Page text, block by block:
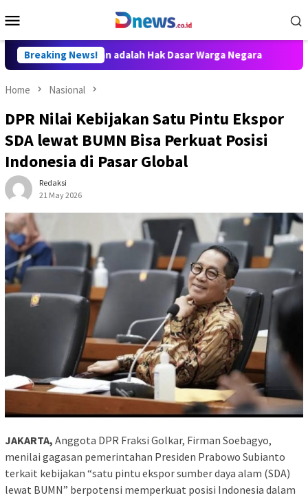
to
Menu
Breaking News!adalah Hak Dasar Warga Negara Juniver
Home Nasional
DPR Nilai Kebijakan Satu Pintu Ekspor
SDA lewat BUMN Bisa Perkuat Posisi
Indonesia di Pasar Global
Redaksi
21 May 2026
JAKARTA, Anggota DPR Fraksi Golkar, Firman Soebagyo,
menilai gagasan pemerintahan Presiden Prabowo Subianto
terkait kebijakan “satu pintu ekspor sumber daya alam (SDA)
lewat BUMN” berpotensi memperkuat posisi Indonesia dalam